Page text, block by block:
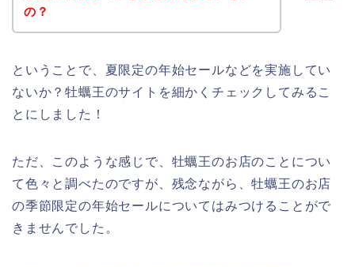
の？
ということで、夏限定の年始セールなどを実施してい
ないか？牡蠣王のサイトを細かくチェックしてみるこ
とにしました！
ただ、このような感じで、牡蠣王のお店のことについ
て色々と調べたのですが、残念ながら、牡蠣王のお店
の季節限定の年始セールについてはみつけることがで
きませんでした。